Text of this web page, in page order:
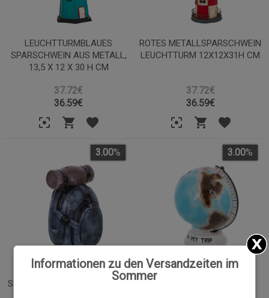
LEUCHTTURMBLAUES
SPARSCHWEIN AUS METALL,
13,5 X 12 X 30 H CM
37.72€
36.59€
ROTES METALLSPARSCHWEIN
LEUCHTTURM 12X12X31H CM
37.72€
36.59€
BLAUES RUCKSACK-
SPARSCHWEIN 13,4X14X18,1H
3.00%
WELTBALL-SPARSCHWEIN
3.00%
Informationen zu den Versandzeiten im
Sommer